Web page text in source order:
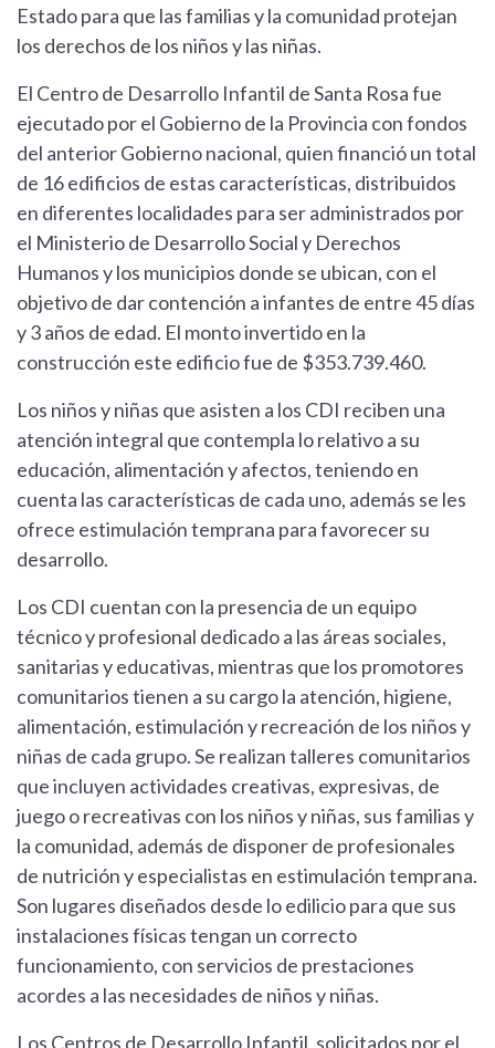
Estado para que las familias y la comunidad protejan
los derechos de los niños y las niñas.
El Centro de Desarrollo Infantil de Santa Rosa fue
ejecutado por el Gobierno de la Provincia con fondos
del anterior Gobierno nacional, quien financió un total
de 16 edificios de estas características, distribuidos
en diferentes localidades para ser administrados por
el Ministerio de Desarrollo Social y Derechos
Humanos y los municipios donde se ubican, con el
objetivo de dar contención a infantes de entre 45 días
y 3 años de edad. El monto invertido en la
construcción este edificio fue de $353.739.460.
Los niños y niñas que asisten a los CDI reciben una
atención integral que contempla lo relativo a su
educación, alimentación y afectos, teniendo en
cuenta las características de cada uno, además se les
ofrece estimulación temprana para favorecer su
desarrollo.
Los CDI cuentan con la presencia de un equipo
técnico y profesional dedicado a las áreas sociales,
sanitarias y educativas, mientras que los promotores
comunitarios tienen a su cargo la atención, higiene,
alimentación, estimulación y recreación de los niños y
niñas de cada grupo. Se realizan talleres comunitarios
que incluyen actividades creativas, expresivas, de
juego o recreativas con los niños y niñas, sus familias y
la comunidad, además de disponer de profesionales
de nutrición y especialistas en estimulación temprana.
Son lugares diseñados desde lo edilicio para que sus
instalaciones físicas tengan un correcto
funcionamiento, con servicios de prestaciones
acordes a las necesidades de niños y niñas.
Los Centros de Desarrollo Infantil, solicitados por el